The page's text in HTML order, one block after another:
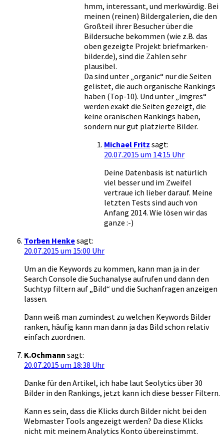
hmm, interessant, und merkwürdig. Bei
meinen (reinen) Bildergalerien, die den
Großteil ihrer Besucher über die
Bildersuche bekommen (wie z.B. das
oben gezeigte Projekt briefmarken-
bilder.de), sind die Zahlen sehr
plausibel.
Da sind unter „organic“ nur die Seiten
gelistet, die auch organische Rankings
haben (Top-10). Und unter „imgres“
werden exakt die Seiten gezeigt, die
keine oranischen Rankings haben,
sondern nur gut platzierte Bilder.
Michael Fritz sagt:
20.07.2015 um 14:15 Uhr
Deine Datenbasis ist natürlich
viel besser und im Zweifel
vertraue ich lieber darauf. Meine
letzten Tests sind auch von
Anfang 2014. Wie lösen wir das
ganze :-)
Torben Henkesagt:
20.07.2015 um 15:00 Uhr
Um an die Keywords zu kommen, kann man ja in der
Search Console die Suchanalyse aufrufen und dann den
Suchtyp filtern auf „Bild“ und die Suchanfragen anzeigen
lassen.
Dann weiß man zumindest zu welchen Keywords Bilder
ranken, häufig kann man dann ja das Bild schon relativ
einfach zuordnen.
K.Ochmann sagt:
20.07.2015 um 18:38 Uhr
Danke für den Artikel, ich habe laut Seolytics über 30
Bilder in den Rankings, jetzt kann ich diese besser Filtern.
Kann es sein, dass die Klicks durch Bilder nicht bei den
Webmaster Tools angezeigt werden? Da diese Klicks
nicht mit meinem Analytics Konto übereinstimmt.